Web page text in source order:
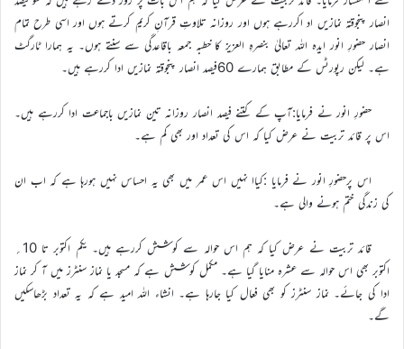
انصار پنجوقتہ نمازیں اد اکررہے ہوں اور روزانہ تلاوتِ قرآنِ کریم کرتے ہوں اور اسی طرح تمام
انصار حضورِ انور ایدہ اللہ تعالیٰ بنصرہِ العزیز کا خطبہ جمعہ باقاعدگی سے سنتے ہوں۔ یہ ہمارا ٹارگٹ
ہے۔ لیکن رپورٹس کے مطابق ہمارے 60فیصد انصار پنجوقتہ نمازیں ادا کررہے ہیں۔
حضورِ انور نے فرمایا:آپ کے کتنے فیصد انصار روزانہ تین نمازیں باجماعت ادا کررہے ہیں۔
اس پر قائد تربیت نے عرض کیا کہ اس کی تعداد اور بھی کم ہے۔
اس پرحضورِ انور نے فرمایا :کیاا نہیں اس عمر میں بھی یہ احساس نہیں ہورہا ہے کہ اب ان
کی زندگی ختم ہونے والی ہے۔
قائد تربیت نے عرض کیا کہ ہم اس حوالہ سے کوشش کررہے ہیں۔ یکم اکتوبر تا 10؍
اکتوبر بھی اس حوالہ سے عشرہ منایا گیا ہے۔ مکمل کوشش ہے کہ مسجد یا نماز سنٹرز میں آ کر نماز
ادا کی جائے۔ نماز سنٹرز کو بھی فعال کیا جارہا ہے۔ انشاء اللہ امید ہے کہ یہ تعداد بڑھاسکیں
گے۔